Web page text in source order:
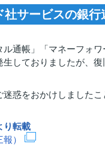
社サービスの銀
通帳」「マネーフォ
しておりましたが、
惑をおかけしましたこ
り転載
）